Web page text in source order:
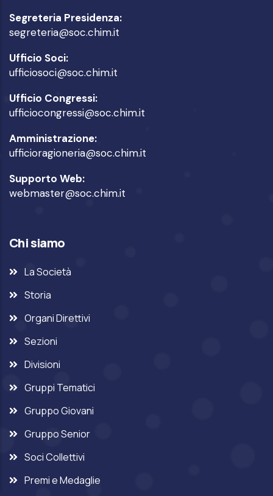
Segreteria Presidenza:
segreteria@soc.chim.it
Ufficio Soci:
ufficiosoci@soc.chim.it
Ufficio Congressi:
ufficiocongressi@soc.chim.it
Amministrazione:
ufficioragioneria@soc.chim.it
Supporto Web:
webmaster@soc.chim.it
Chi siamo
La Società
Storia
Organi Direttivi
Sezioni
Divisioni
Gruppi Tematici
Gruppo Giovani
Gruppo Senior
Soci Collettivi
Premi e Medaglie